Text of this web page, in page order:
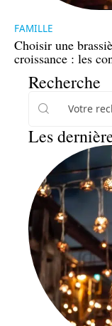
FAMILLE
Choisir une
croissance : les
Recherche
Les